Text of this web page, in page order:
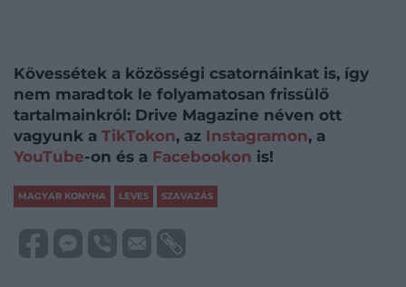
Kövessétek a közösségi csatornáinkat is, így
nem maradtok le folyamatosan frissülő
tartalmainkról: Drive Magazine néven ott
vagyunk a TikTokon, az Instagramon, a
YouTube-on és a Facebookon is!
MAGYAR KONYHA LEVES SZAVAZÁS